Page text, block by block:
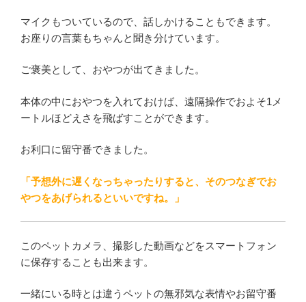
マイクもついているので、話しかけることもできます。
お座りの言葉もちゃんと聞き分けています。
ご褒美として、おやつが出てきました。
本体の中におやつを入れておけば、遠隔操作でおよそ1メ
ートルほどえさを飛ばすことができます。
お利口に留守番できました。
「予想外に遅くなっちゃったりすると、そのつなぎでお
やつをあげられるといいですね。」
このペットカメラ、撮影した動画などをスマートフォン
に保存することも出来ます。
一緒にいる時とは違うペットの無邪気な表情やお留守番